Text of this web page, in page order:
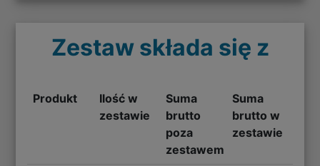
Zestaw składa się z
Produkt
Ilość w
zestawie
Suma
brutto
poza
zestawem
Suma
brutto w
zestawie